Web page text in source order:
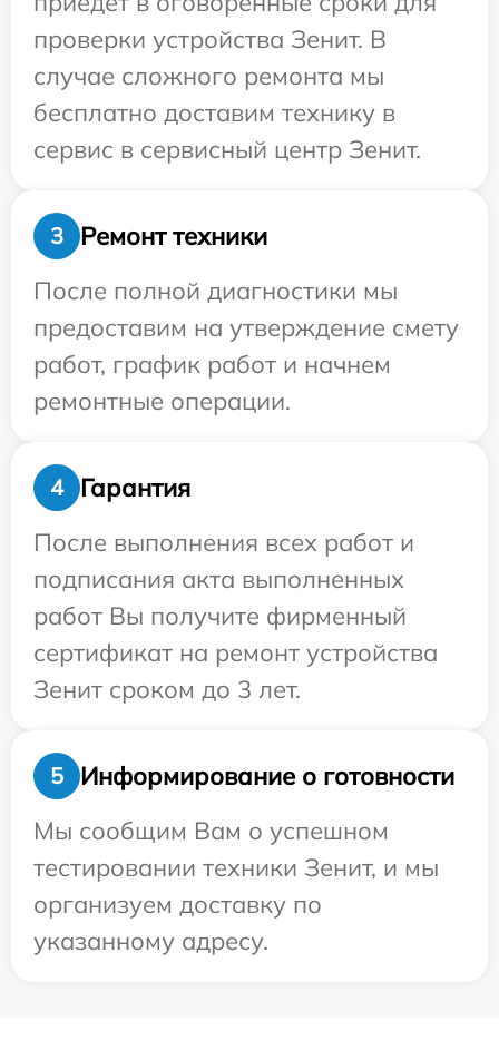
проверки устройства Зенит. В
случае сложного ремонта мы
бесплатно доставим технику в
сервис в сервисный центр Зенит.
3
Ремонт техники
После полной диагностики мы
предоставим на утверждение смету
работ, график работ и начнем
ремонтные операции.
4
Гарантия
После выполнения всех работ и
подписания акта выполненных
работ Вы получите фирменный
сертификат на ремонт устройства
Зенит сроком до 3 лет.
5
Информирование о готовности
Мы сообщим Вам о успешном
тестировании техники Зенит, и мы
организуем доставку по
указанному адресу.